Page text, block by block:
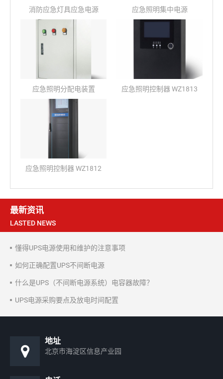
消防应急灯具应急电源
WZ1831A/B/C
应急照明集中电源
应急照明分配电装置
WZ1812
应急照明控制器 WZ1813
应急照明控制器 WZ1812
最新资讯
LASTED NEWS
懂得UPS电源使用和维护的注意事项
如何正确配置UPS不间断电源
什么是UPS（不间断电源系统）电容器故障？
UPS电源采购要点及放电时间配置
地址
北京市海淀区信息产业园